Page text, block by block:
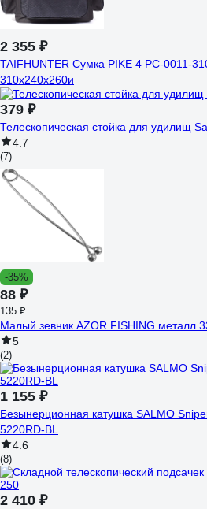
2 355 ₽
TAIFHUNTER Сумка PIKE 4 РС-0011-
310х240х260и
379 ₽
Телескопическая стойка для удилищ
4.7
(7)
-35%
88 ₽
135 ₽
Малый зевник AZOR FISHING металл
5
(2)
1 155 ₽
Безынерционная катушка SALMO
5220RD-BL
4.6
(8)
2 410 ₽